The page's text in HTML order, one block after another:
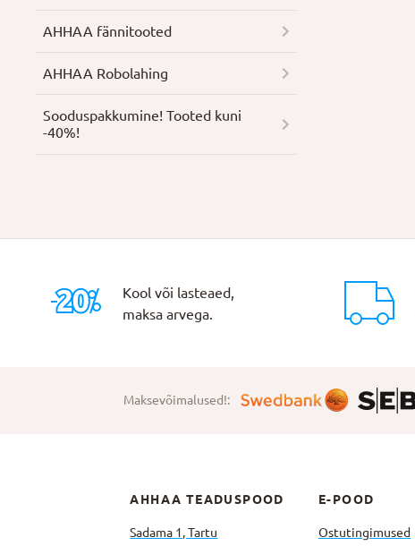
AHHAA fännitooted
AHHAA Robolahing
Soodus­pakkumine! Tooted kuni
-40%!
Kool või lasteaed,
maksa arvega.
Maksevõimalused!:
AHHAA TEADUSPOOD
Sadama 1, Tartu
E-POOD
Ostutingimused